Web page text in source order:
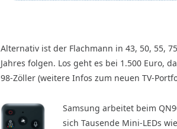
Alternativ ist der Flachmann in 43, 50, 55,
Jahres folgen. Los geht es bei 1.500 Euro,
98-Zöller (weitere Infos zum neuen TV-
Samsung arbeitet beim
sich Tausende Mini-LEDs